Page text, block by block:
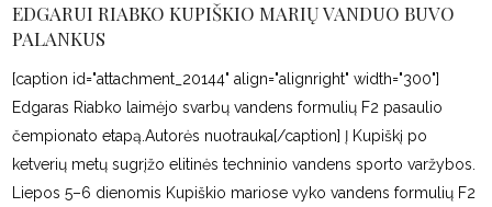
EDGARUI RIABKO KUPIŠKIO MARIŲ VANDUO BUVO
PALANKUS
[caption id="attachment_20144" align="alignright" width="300"]
Edgaras Riabko laimėjo svarbų vandens formulių F2 pasaulio
čempionato etapą.Autorės nuotrauka[/caption] Į Kupiškį po
ketverių metų sugrįžo elitinės techninio vandens sporto varžybos.
Liepos 5–6 dienomis Kupiškio mariose vyko vandens formulių F2